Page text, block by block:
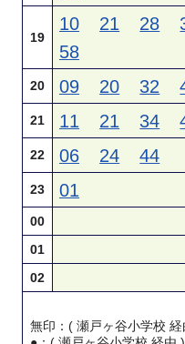
19
10 21 28
58
20 09 20 32
21 11 21 34
22 06 24 44
23 01
00
01
02
無印：( 瀬戸ヶ谷小学校